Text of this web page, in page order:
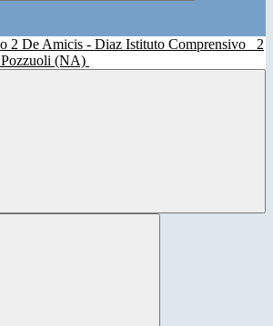
Istituto Comprensivo
2
Pozzuoli (NA)